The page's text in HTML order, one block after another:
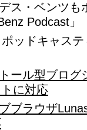
ス・ベンツも
Podcast」
ッドキャス
ール型ブログ
に対応
ブラウザ